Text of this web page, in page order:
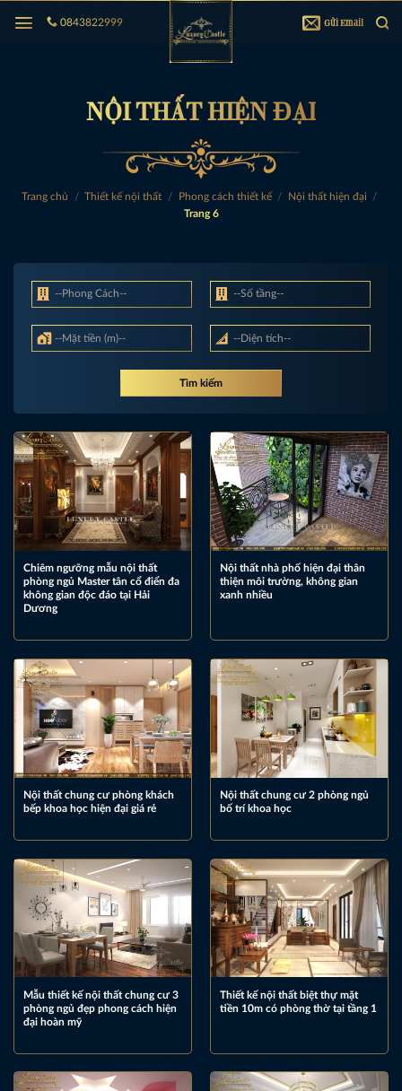
qua
0843822999 Gửi Email
NỘI THẤT HIỆN ĐẠI
Trang chủ / Thiết kế nội thất / Phong cách thiết kế / Nội thất hiện đại
/
Trang 6
Chiêm ngưỡng mẫu nội thất
phòng ngủ Master tân cổ điển đa
không gian độc đáo tại Hải
Dương
Nội thất nhà phố hiện đại thân
thiện môi trường, không gian
xanh nhiều
Nội thất chung cư phòng khách
bếp khoa học hiện đại giá rẻ
Nội thất chung cư 2 phòng ngủ
bố trí khoa học
Mẫu thiết kế nội thất chung cư 3
phòng ngủ đẹp phong cách hiện
đại hoàn mỹ
Thiết kế nội thất biệt thự mặt
tiền 10m có phòng thờ tại tầng 1